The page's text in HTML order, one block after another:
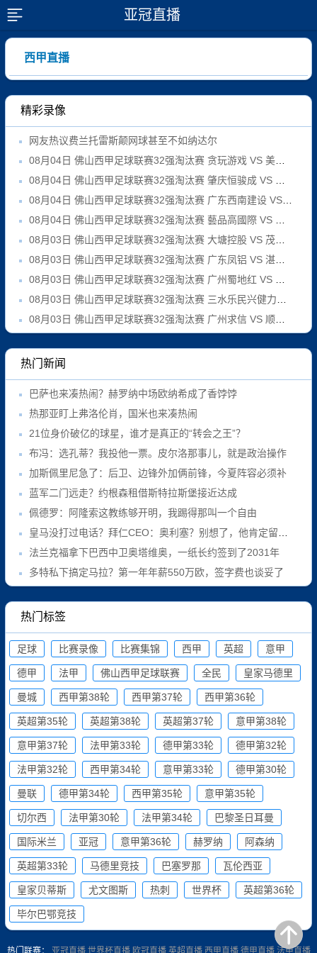
亚冠直播
西甲直播
精彩录像
网友热议费兰托雷斯颠网球甚至不如纳达尔
08月04日 佛山西甲足球联赛32强淘汰赛 贪玩游戏 VS 美的薪火 全场录像
08月04日 佛山西甲足球联赛32强淘汰赛 肇庆恒骏成 VS 三七互娱 全场录像
08月04日 佛山西甲足球联赛32强淘汰赛 广东西南建设 VS 香港圣徒 全场录像
08月04日 佛山西甲足球联赛32强淘汰赛 藝品高國際 VS 湛江狂狼·粵辉能源 全场录像
08月03日 佛山西甲足球联赛32强淘汰赛 大塘控股 VS 茂名市点都得 全场录像
08月03日 佛山西甲足球联赛32强淘汰赛 广东凤铝 VS 湛江八部科技 全场录像
08月03日 佛山西甲足球联赛32强淘汰赛 广州蜀地红 VS 广州戴拿模 全场录像
08月03日 佛山西甲足球联赛32强淘汰赛 三水乐民兴健力宝 VS 中国澳门澳科精英 全场录像
08月03日 佛山西甲足球联赛32强淘汰赛 广州求信 VS 顺德新青年 全场录像
热门新闻
巴萨也来凑热闹？赫罗纳中场欧纳希成了香饽饽
热那亚盯上弗洛伦肖，国米也来凑热闹
21位身价破亿的球星，谁才是真正的“转会之王”？
布冯：选孔蒂？我投他一票。皮尔洛那事儿，就是政治操作
加斯佩里尼急了：后卫、边锋外加俩前锋，今夏阵容必须补
蓝军二门远走？约根森租借斯特拉斯堡接近达成
佩德罗：阿隆索这教练够开明，我踢得那叫一个自由
皇马没打过电话？拜仁CEO：奥利塞？别想了，他肯定留队！
法兰克福拿下巴西中卫奥塔维奥，一纸长约签到了2031年
多特私下搞定马拉？第一年年薪550万欧，签字费也谈妥了
热门标签
足球 比赛录像 比赛集锦 西甲 英超 意甲
德甲 法甲 佛山西甲足球联赛 全民 皇家马德里
曼城 西甲第38轮 西甲第37轮 西甲第36轮
英超第35轮 英超第38轮 英超第37轮 意甲第38轮
意甲第37轮 法甲第33轮 德甲第33轮 德甲第32轮
法甲第32轮 西甲第34轮 意甲第33轮 德甲第30轮
曼联 德甲第34轮 西甲第35轮 意甲第35轮
切尔西 法甲第30轮 法甲第34轮 巴黎圣日耳曼
国际米兰 亚冠 意甲第36轮 赫罗纳 阿森纳
英超第33轮 马德里竞技 巴塞罗那 瓦伦西亚
皇家贝蒂斯 尤文图斯 热刺 世界杯 英超第36轮
毕尔巴鄂竞技
热门联赛： 亚冠直播 世界杯直播 欧冠直播 英超直播 西甲直播 德甲直播 法甲直播